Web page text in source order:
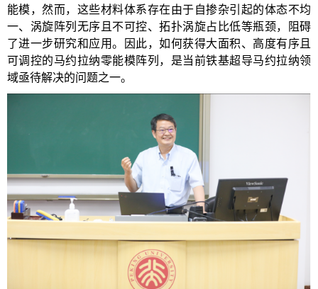
能模，然而，这些材料体系存在由于自掺杂引起的体态不均
一、涡旋阵列无序且不可控、拓扑涡旋占比低等瓶颈，阻碍
了进一步研究和应用。因此，如何获得大面积、高度有序且
可调控的马约拉纳零能模阵列，是当前铁基超导马约拉纳领
域亟待解决的问题之一。